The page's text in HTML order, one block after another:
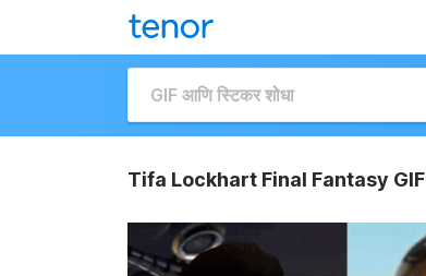
Tifa Lockhart Final Fantasy GIF